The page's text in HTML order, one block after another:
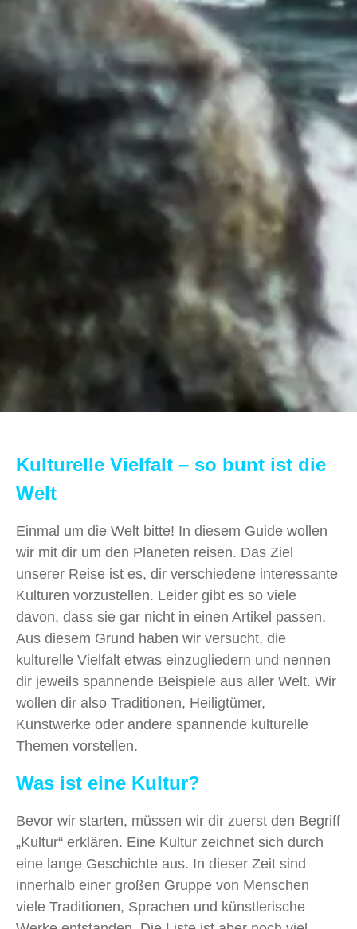
Kulturelle Vielfalt – so bunt ist die
Welt
Einmal um die Welt bitte! In diesem Guide wollen
wir mit dir um den Planeten reisen. Das Ziel
unserer Reise ist es, dir verschiedene interessante
Kulturen vorzustellen. Leider gibt es so viele
davon, dass sie gar nicht in einen Artikel passen.
Aus diesem Grund haben wir versucht, die
kulturelle Vielfalt etwas einzugliedern und nennen
dir jeweils spannende Beispiele aus aller Welt. Wir
wollen dir also Traditionen, Heiligtümer,
Kunstwerke oder andere spannende kulturelle
Themen vorstellen.
Was ist eine Kultur?
Bevor wir starten, müssen wir dir zuerst den Begriff
„Kultur“ erklären. Eine Kultur zeichnet sich durch
eine lange Geschichte aus. In dieser Zeit sind
innerhalb einer großen Gruppe von Menschen
viele Traditionen, Sprachen und künstlerische